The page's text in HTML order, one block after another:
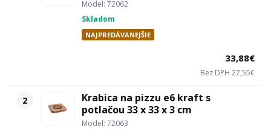
Model: 72062
Skladom
NAJPREDÁVANEJŠIE
33,88€
Bez DPH 27,55€
2
Krabica na pizzu e6 kraft s
potlačou 33 x 33 x 3 cm
Model: 72063